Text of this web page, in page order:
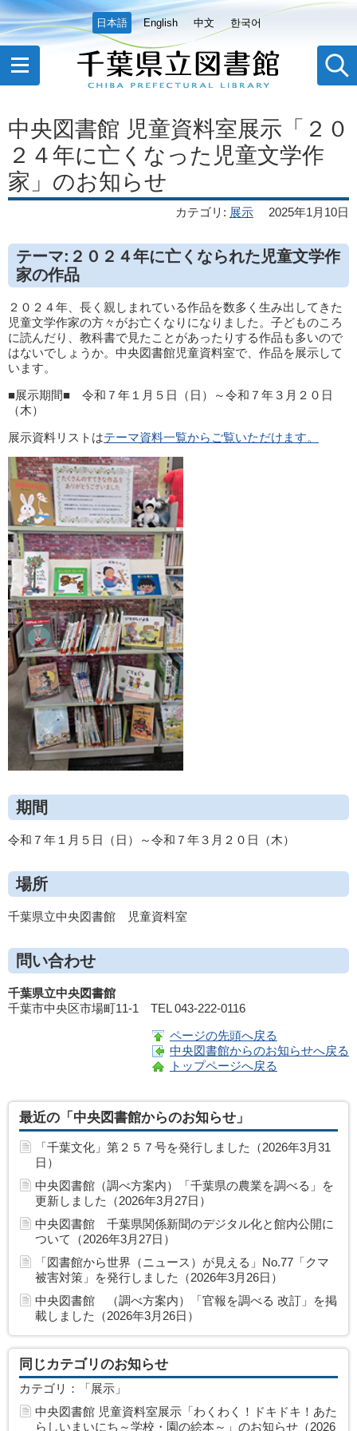
日本語 English 中文 한국어
中央図書館 児童資料室展示「２０
２４年に亡くなった児童文学作
家」のお知らせ
カテゴリ : 展示 2025年1月10日
テーマ: ２０２４年に亡くなられた児童文学作
家の作品
２０２４年、長く親しまれている作品を数多く生み出してきた
児童文学作家の方々がお亡くなりになりました。子どものころ
に読んだり、教科書で見たことがあったりする作品も多いので
はないでしょうか。中央図書館児童資料室で、作品を展示して
います。
■展示期間■ 令和７年１月５日（日）～令和７年３月２０日
（木）
展示資料リストはテーマ資料一覧からご覧いただけます。
期間
令和７年１月５日（日）～令和７年３月２０日（木）
場所
千葉県立中央図書館 児童資料室
問い合わせ
千葉県立中央図書館
千葉市中央区市場町11-1 TEL 043-222-0116
ページの先頭へ戻る
中央図書館からのお知らせへ戻る
トップページへ戻る
最近の「中央図書館からのお知らせ」
「千葉文化」第２５７号を発行しました（2026年3月31
日）
中央図書館（調べ方案内）「千葉県の農業を調べる」を
更新しました（2026年3月27日）
中央図書館 千葉県関係新聞のデジタル化と館内公開に
ついて（2026年3月27日）
「図書館から世界（ニュース）が見える」No.77「クマ
被害対策」を発行しました（2026年3月26日）
中央図書館 （調べ方案内）「官報を調べる 改訂」を掲
載しました（2026年3月26日）
同じカテゴリのお知らせ
カテゴリ：「展示」
中央図書館 児童資料室展示「わくわく！ドキドキ！あた
らしいまいにち～学校・園の絵本～」のお知らせ（2026